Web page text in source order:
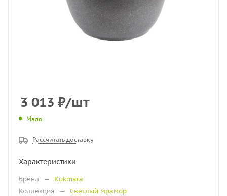
3 013 ₽/шт
Мало
Рассчитать доставку
Характеристики
Бренд —
Kukmara
Коллекция
—
Светлый мрамор